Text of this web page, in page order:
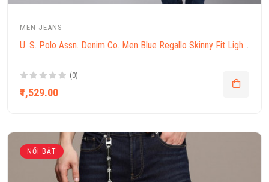
MEN JEANS
U. S. Polo Assn. Denim Co. Men Blue Regallo Skinny Fit Light Fade Stretchable Jeans
(0)
₹1,529.00
NỔI BẬT